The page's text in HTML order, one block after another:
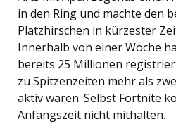
in den Ring und machte den
Platzhirschen in kürzester
Innerhalb von einer Woche
bereits 25 Millionen
zu Spitzenzeiten mehr als
aktiv waren. Selbst Fortnite
Anfangszeit nicht mithalten.